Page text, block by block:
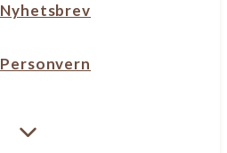
Nyhetsbrev
Personvern